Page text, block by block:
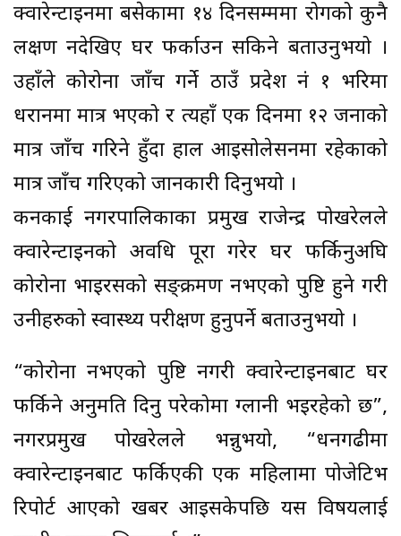
क्वारेन्टाइनमा बसेकामा १४ दिनसम्ममा रोगको कुनै
लक्षण नदेखिए घर फर्काउन सकिने बताउनुभयो ।
उहाँले कोरोना जाँच गर्ने ठाउँ प्रदेश नं १ भरिमा
धरानमा मात्र भएको र त्यहाँ एक दिनमा १२ जनाको
मात्र जाँच गरिने हुँदा हाल आइसोलेसनमा रहेकाको
मात्र जाँच गरिएको जानकारी दिनुभयो ।
कनकाई नगरपालिकाका प्रमुख राजेन्द्र पोखरेलले
क्वारेन्टाइनको अवधि पूरा गरेर घर फर्किनुअघि
कोरोना भाइरसको सङ्क्रमण नभएको पुष्टि हुने गरी
उनीहरुको स्वास्थ्य परीक्षण हुनुपर्ने बताउनुभयो ।
“कोरोना नभएको पुष्टि नगरी क्वारेन्टाइनबाट घर
फर्किने अनुमति दिनु परेकोमा ग्लानी भइरहेको छ”,
नगरप्रमुख पोखरेलले भन्नुभयो, “धनगढीमा
क्वारेन्टाइनबाट फर्किएकी एक महिलामा पोजेटिभ
रिपोर्ट आएको खबर आइसकेपछि यस विषयलाई